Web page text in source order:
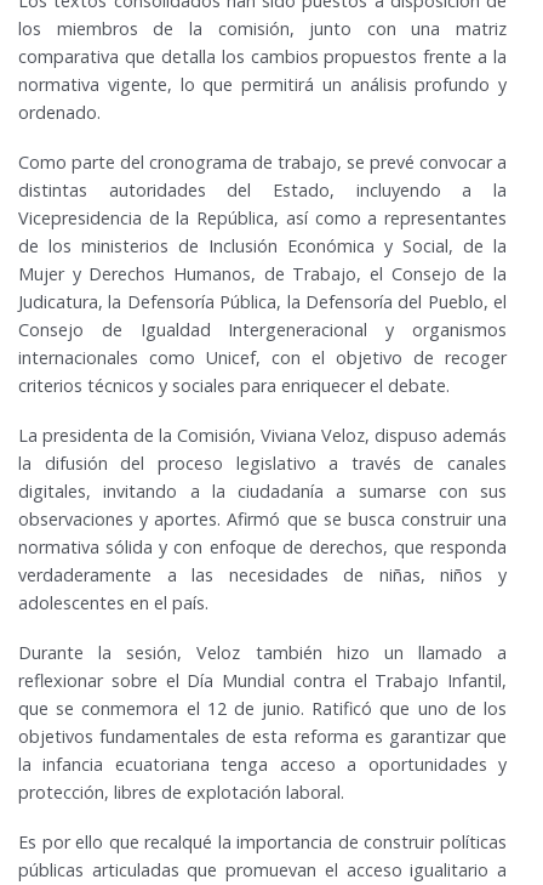
los miembros de la comisión, junto con una matriz
comparativa que detalla los cambios propuestos frente a la
normativa vigente, lo que permitirá un análisis profundo y
ordenado.
Como parte del cronograma de trabajo, se prevé convocar a
distintas autoridades del Estado, incluyendo a la
Vicepresidencia de la República, así como a representantes
de los ministerios de Inclusión Económica y Social, de la
Mujer y Derechos Humanos, de Trabajo, el Consejo de la
Judicatura, la Defensoría Pública, la Defensoría del Pueblo, el
Consejo de Igualdad Intergeneracional y organismos
internacionales como Unicef, con el objetivo de recoger
criterios técnicos y sociales para enriquecer el debate.
La presidenta de la Comisión, Viviana Veloz, dispuso además
la difusión del proceso legislativo a través de canales
digitales, invitando a la ciudadanía a sumarse con sus
observaciones y aportes. Afirmó que se busca construir una
normativa sólida y con enfoque de derechos, que responda
verdaderamente a las necesidades de niñas, niños y
adolescentes en el país.
Durante la sesión, Veloz también hizo un llamado a
reflexionar sobre el Día Mundial contra el Trabajo Infantil,
que se conmemora el 12 de junio. Ratificó que uno de los
objetivos fundamentales de esta reforma es garantizar que
la infancia ecuatoriana tenga acceso a oportunidades y
protección, libres de explotación laboral.
Es por ello que recalqué la importancia de construir políticas
públicas articuladas que promuevan el acceso igualitario a